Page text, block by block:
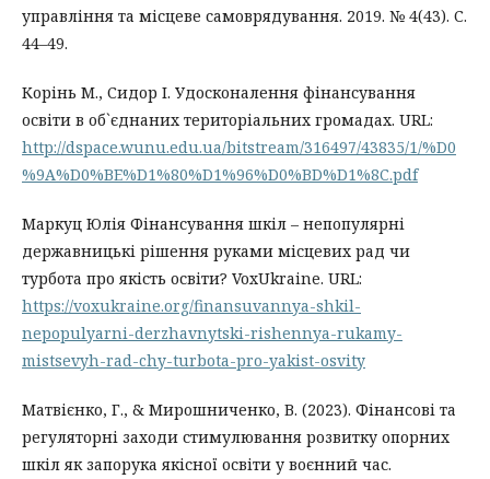
управління та місцеве самоврядування. 2019. № 4(43). С.
44–49.
Корінь М., Сидор І. Удосконалення фінансування
освіти в об`єднаних територіальних громадах. URL:
http://dspace.wunu.edu.ua/bitstream/316497/43835/1/%D0
%9A%D0%BE%D1%80%D1%96%D0%BD%D1%8C.pdf
Маркуц Юлія Фінансування шкіл – непопулярні
державницькі рішення руками місцевих рад чи
турбота про якість освіти? VoxUkraine. URL:
https://voxukraine.org/finansuvannya-shkil-
nepopulyarni-derzhavnytski-rishennya-rukamy-
mistsevyh-rad-chy-turbota-pro-yakist-osvity
Матвієнко, Г., & Мирошниченко, В. (2023). Фінансові та
регуляторні заходи стимулювання розвитку опорних
шкіл як запорука якісної освіти у воєнний час.